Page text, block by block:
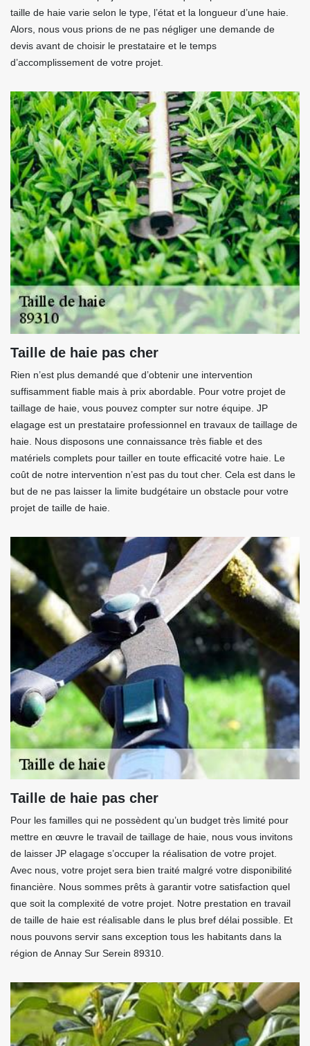
taille de haie varie selon le type, l’état et la longueur d’une haie.
Alors, nous vous prions de ne pas négliger une demande de
devis avant de choisir le prestataire et le temps
d’accomplissement de votre projet.
Taille de haie pas cher
Rien n’est plus demandé que d’obtenir une intervention
suffisamment fiable mais à prix abordable. Pour votre projet de
taillage de haie, vous pouvez compter sur notre équipe. JP
elagage est un prestataire professionnel en travaux de taillage de
haie. Nous disposons une connaissance très fiable et des
matériels complets pour tailler en toute efficacité votre haie. Le
coût de notre intervention n’est pas du tout cher. Cela est dans le
but de ne pas laisser la limite budgétaire un obstacle pour votre
projet de taille de haie.
Taille de haie pas cher
Pour les familles qui ne possèdent qu’un budget très limité pour
mettre en œuvre le travail de taillage de haie, nous vous invitons
de laisser JP elagage s’occuper la réalisation de votre projet.
Avec nous, votre projet sera bien traité malgré votre disponibilité
financière. Nous sommes prêts à garantir votre satisfaction quel
que soit la complexité de votre projet. Notre prestation en travail
de taille de haie est réalisable dans le plus bref délai possible. Et
nous pouvons servir sans exception tous les habitants dans la
région de Annay Sur Serein 89310.